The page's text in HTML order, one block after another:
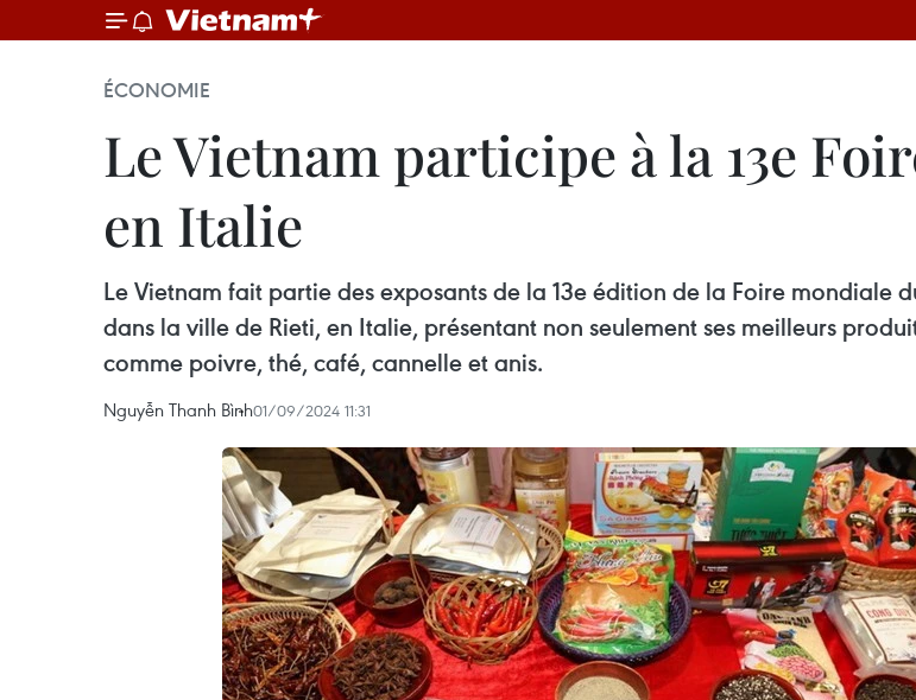
ÉCONOMIE
Le Vietnam participe à la 13e
en Italie
Le Vietnam fait partie des exposants de la 13e édition de la Foire mondiale
dans la ville de Rieti, en Italie, présentant non seulement ses meilleurs
comme poivre, thé, café, cannelle et anis.
Nguyễn Thanh Bình01/09/2024 11:31